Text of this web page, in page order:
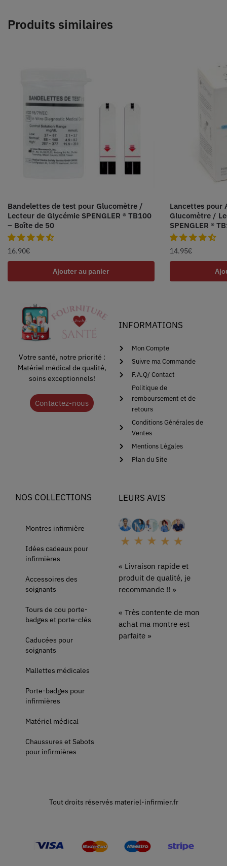
Produits similaires
Bandelettes de test pour Glucomètre /
Lecteur de Glycémie SPENGLER ® TB100
– Boîte de 50
16.90€
Ajouter au panier
Lancettes pour
Glucomètre /
SPENGLER ®
14.95€
Votre santé, notre priorité :
Matériel médical de qualité,
soins exceptionnels!
Contactez-nous
INFORMATIONS
Mon Compte
Suivre ma Commande
F.A.Q/ Contact
Politique de
remboursement et de
retours
Conditions Générales de
Ventes
Mentions Légales
Plan du Site
NOS COLLECTIONS
Montres infirmière
Idées cadeaux pour
infirmières
Accessoires des
soignants
Tours de cou porte-
badges et porte-clés
Caducées pour
soignants
Mallettes médicales
Porte-badges pour
infirmières
Matériel médical
Chaussures et Sabots
pour infirmières
LEURS AVIS
« Livraison rapide et
produit de qualité, je
recommande !! »
« Très contente de mon
achat ma montre est
parfaite »
Tout droits réservés materiel-infirmier.fr